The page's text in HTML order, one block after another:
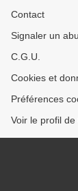
Contact
Signaler un
C.G.U.
Cookies et
Préférences
Voir le profil